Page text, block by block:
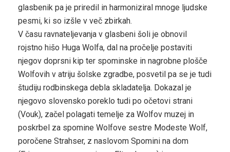
glasbenik pa je priredil in harmoniziral mnoge ljudske
pesmi, ki so izšle v več zbirkah.
V času ravnateljevanja v glasbeni šoli je obnovil
rojstno hišo Huga Wolfa, dal na pročelje postaviti
njegov doprsni kip ter spominske in nagrobne plošče
Wolfovih v atriju šolske zgradbe, posvetil pa se je tudi
študiju rodbinskega debla skladatelja. Dokazal je
njegovo slovensko poreklo tudi po očetovi strani
(Vouk), začel polagati temelje za Wolfov muzej in
poskrbel za spomine Wolfove sestre Modeste Wolf,
poročene Strahser, z naslovom Spomini na dom